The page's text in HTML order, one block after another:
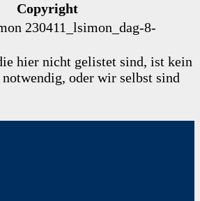
Copyright
230411_lsimon_dag-8-
hier nicht gelistet sind, ist kein
oder wir selbst sind